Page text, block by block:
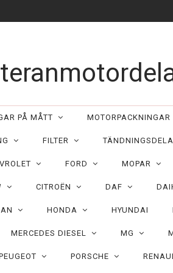
PÅ MÅTT MOTORPACKNINGAR
FILTER
FORD MOPAR
CITROËN DAF
HONDA HYUNDAI
MERCEDES DIESEL MG
PORSCHE